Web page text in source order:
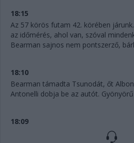
18:15
Az 57 körös futam 42. körében
az időmérés, ahol van, szóval
Bearman sajnos nem pontszerző,
18:10
Bearman támadta Tsunodát, őt
Antonelli dobja be az autót.
18:09